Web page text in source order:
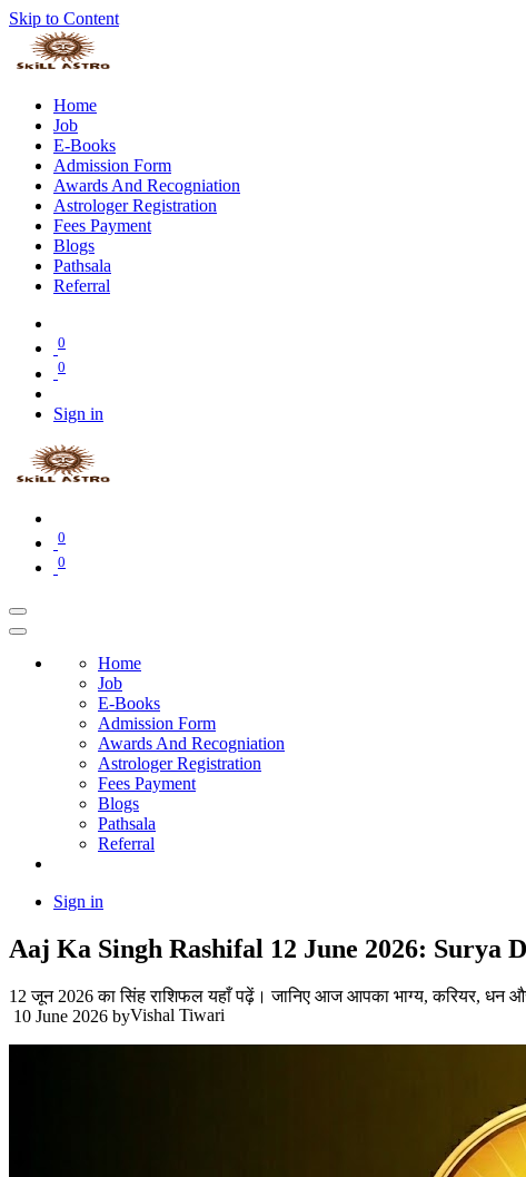
Skip to Content
Home
Job
E-Books
Admission Form
Awards And Recogniation
Astrologer Registration
Fees Payment
Blogs
Pathsala
Referral
0
0
Sign in
0
0
Home
Job
E-Books
Admission Form
Awards And Recogniation
Astrologer Registration
Fees Payment
Blogs
Pathsala
Referral
Sign in
Aaj Ka Singh Rashifal 12 June 2026: Surya
12 जून 2026 का सिंह राशिफल यहाँ पढ़ें। जानिए आज आपका भाग्य, करियर, धन
10 June 2026 byVishal Tiwari